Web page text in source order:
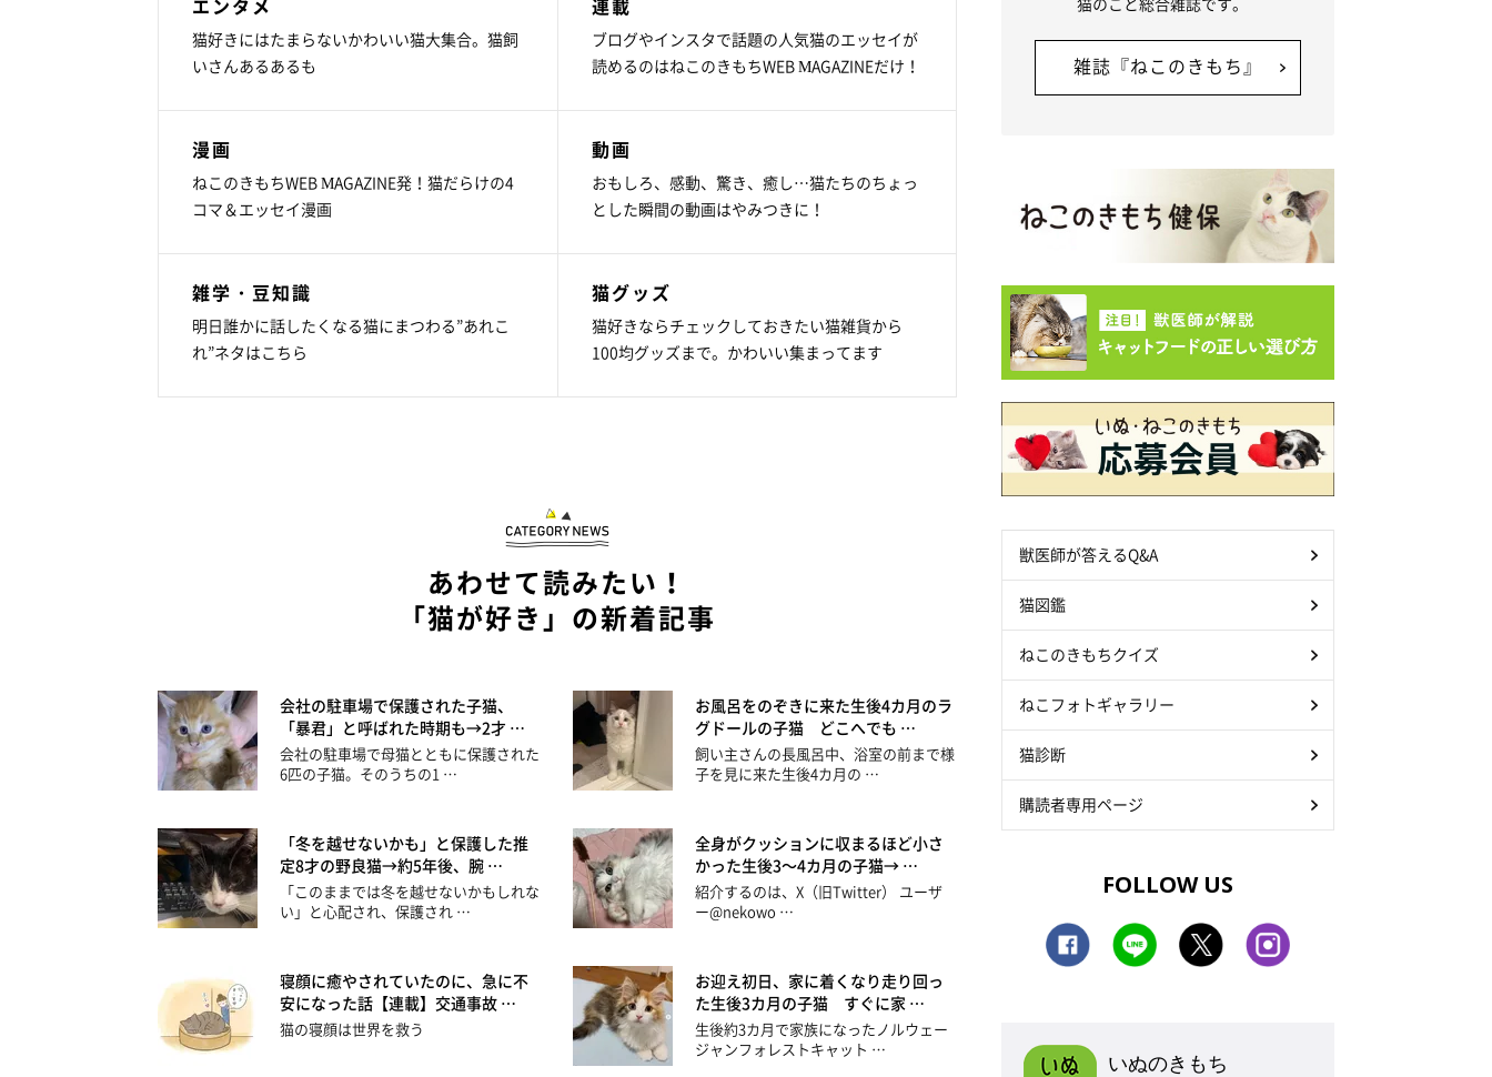
猫好きにはたまらないかわいい猫大集合。猫飼
いさんあるあるも
ブログやインスタで話題の人気猫のエッセイが
読めるのはねこのきもちWEB MAGAZINEだけ！
漫画
ねこのきもちWEB MAGAZINE発！猫だらけの4
コマ＆エッセイ漫画
動画
おもしろ、感動、驚き、癒し…猫たちのちょっ
とした瞬間の動画はやみつきに！
雑学・豆知識
明日誰かに話したくなる猫にまつわる”あれこ
れ”ネタはこちら
猫グッズ
猫好きならチェックしておきたい猫雑貨から
100均グッズまで。かわいい集まってます
あわせて読みたい！
「猫が好き」の新着記事
会社の駐車場で保護された子猫、
「暴君」と呼ばれた時期も→2才 …
会社の駐車場で母猫とともに保護された
6匹の子猫。そのうちの1 …
お風呂をのぞきに来た生後4カ月のラ
グドールの子猫 どこへでも …
飼い主さんの長風呂中、浴室の前まで様
子を見に来た生後4カ月の …
「冬を越せないかも」と保護した推
定8才の野良猫→約5年後、腕 …
「このままでは冬を越せないかもしれな
い」と心配され、保護され …
全身がクッションに収まるほど小さ
かった生後3～4カ月の子猫→ …
紹介するのは、X（旧Twitter） ユーザ
ー@nekowo …
寝顔に癒やされていたのに、急に不
安になった話【連載】交通事故 …
猫の寝顔は世界を救う
お迎え初日、家に着くなり走り回っ
た生後3カ月の子猫 すぐに家 …
生後約3カ月で家族になったノルウェー
ジャンフォレストキャット …
雑誌『ねこのきもち』
獣医師が答えるQ&A
猫図鑑
ねこのきもちクイズ
ねこフォトギャラリー
猫診断
購読者専用ページ
FOLLOW US
いぬのきもち